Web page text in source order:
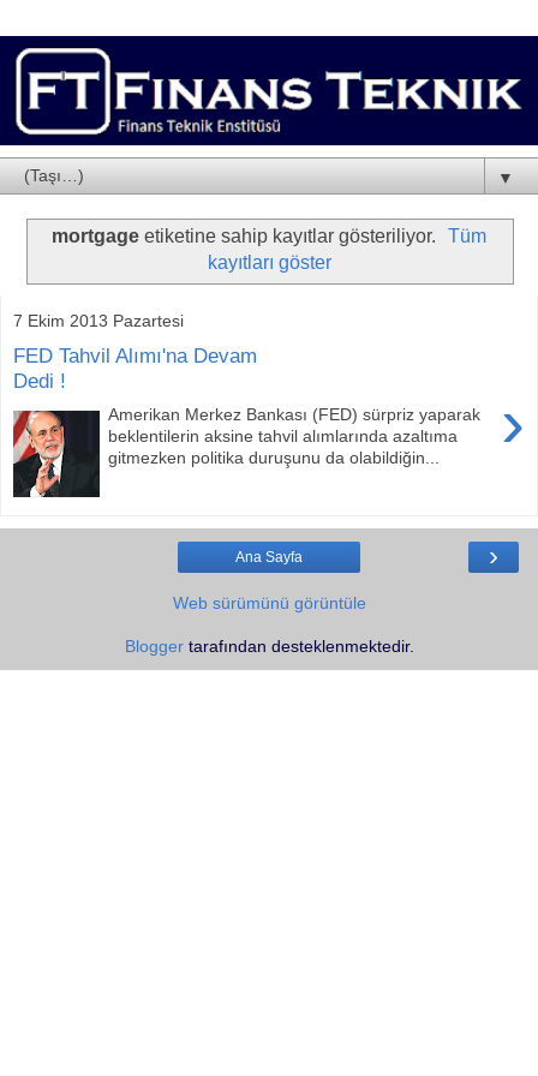
▼
mortgageetiketine sahip kayıtlar gösteriliyor.
Tüm
kayıtları göster
7 Ekim 2013 Pazartesi
FED Tahvil Alımı'na Devam
Dedi !
›
Amerikan Merkez Bankası (FED) sürpriz yaparak
beklentilerin aksine tahvil alımlarında azaltıma
gitmezken politika duruşunu da olabildiğin...
›
Ana Sayfa
Web sürümünü görüntüle
Bloggertarafından desteklenmektedir.